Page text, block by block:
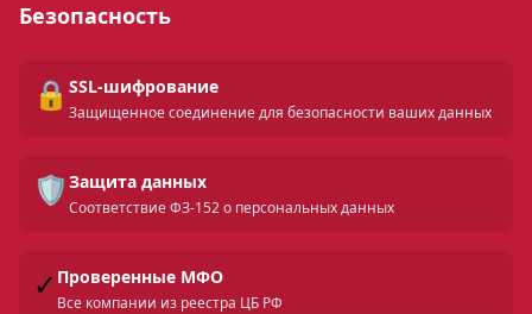
Безопасность
🔒 SSL-шифрование
Защищенное соединение для безопасности ваших данных
🛡️ Защита данных
Соответствие ФЗ-152 о персональных данных
✓ Проверенные МФО
Все компании из реестра ЦБ РФ